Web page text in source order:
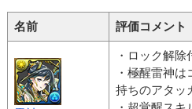
名前 評価コメント
・ロック解
・極醒雷神
持ちのアタッ